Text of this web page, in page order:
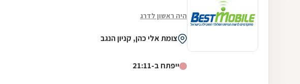
היה ראשון לדרג
צומת אלי כהן, קניון הנגב
ייפתח ב-21:11